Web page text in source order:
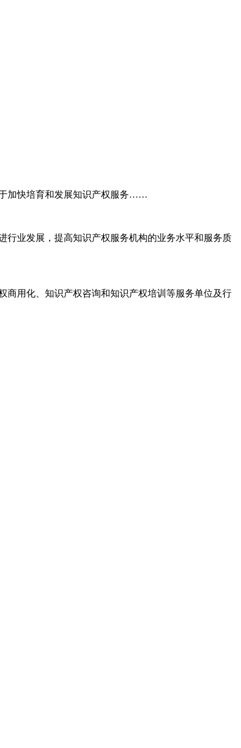
加快培育和发展知识产权服务……
行业发展，提高知识产权服务机构的业务水平和服务质
商用化、知识产权咨询和知识产权培训等服务单位及行